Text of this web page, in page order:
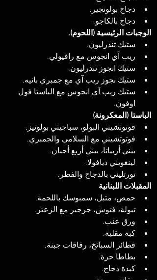
دجاج بولونجير.
دجاج بالكاجو.
الوجبات الرئيسية (اللحوم).
ستيك تندرليون.
ريب آي انجوس مع رافيولي.
ستيك انجوز تندرليون.
ستيك نجوز ريب آي مع جمبري بانيه.
ستيك ريب آي انجوس مع الباستا فول
اوفون.
الباستا (المعكرونة)
فوتوتشيني البولو، سباجيتي بولونيز.
فوتوتشيني مع السلامي والجمبري.
بيني أربياتا، بيني أربع أجبان.
لينغويني ديافولا.
تورتليني بالدجاج والفطر.
المقبلات اللبنانية
حمص، متبل، سمبوسك باللحمة.
تبولة، فتوش، جرجير مع الزعتر.
ورق عنب.
كبة مقلية.
فطائر السبانخ، رقاقات جبنة.
بطاطا حرة.
كبدة دجاج.